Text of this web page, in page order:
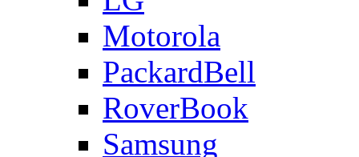
Motorola
PackardBell
RoverBook
Samsung